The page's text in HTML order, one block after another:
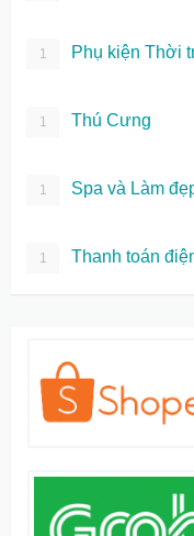
1 Phụ kiện Thời
1 Thú Cưng
1 Spa và Làm
1 Thanh toán